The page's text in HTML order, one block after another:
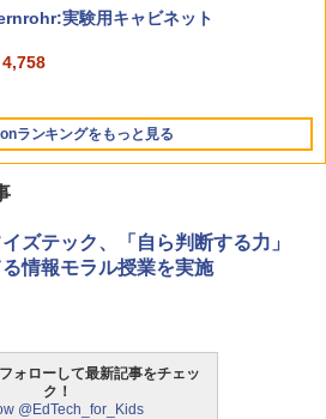
2,750 Fire HD 10 キッズプロ (10イン
象年齢6歳から 数千点のキッズコンテ
実験用キャビネット
4,758
ランキングをもっと見る
ズテック、「自ら判断する力」
情報モラル授業を実施
ォローして最新記事をチェッ
ク！
@EdTech_for_Kids